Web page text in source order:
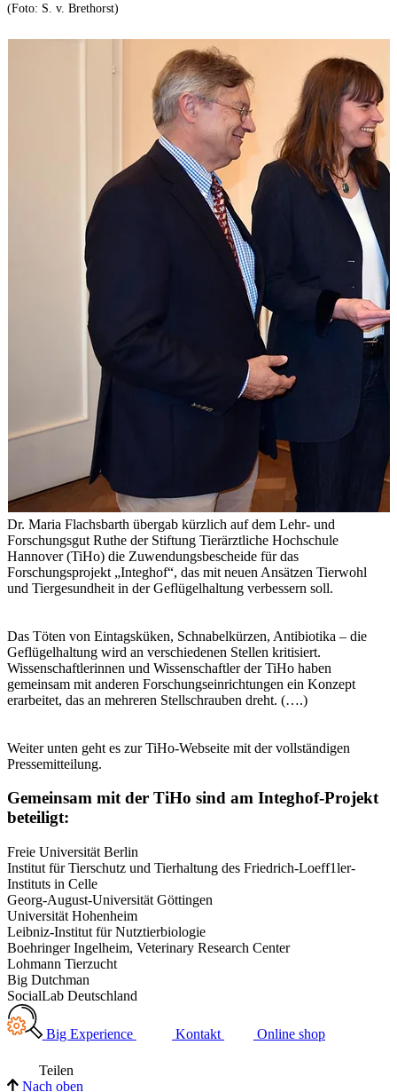
(Foto: S. v. Brethorst)
Dr. Maria Flachsbarth übergab kürzlich auf dem Lehr- und
Forschungsgut Ruthe der Stiftung Tierärztliche Hochschule
Hannover (TiHo) die Zuwendungsbescheide für das
Forschungsprojekt „Integhof“, das mit neuen Ansätzen Tierwohl
und Tiergesundheit in der Geflügelhaltung verbessern soll.
Das Töten von Eintagsküken, Schnabelkürzen, Antibiotika – die
Geflügelhaltung wird an verschiedenen Stellen kritisiert.
Wissenschaftlerinnen und Wissenschaftler der TiHo haben
gemeinsam mit anderen Forschungseinrichtungen ein Konzept
erarbeitet, das an mehreren Stellschrauben dreht. (….)
Weiter unten geht es zur TiHo-Webseite mit der vollständigen
Pressemitteilung.
Gemeinsam mit der TiHo sind am Integhof-Projekt
beteiligt:
Freie Universität Berlin
Institut für Tierschutz und Tierhaltung des Friedrich-Loeff1ler-
Instituts in Celle
Georg-August-Universität Göttingen
Universität Hohenheim
Leibniz-Institut für Nutztierbiologie
Boehringer Ingelheim, Veterinary Research Center
Lohmann Tierzucht
Big Dutchman
SocialLab Deutschland
Big Experience Kontakt Online shop
Teilen
Nach oben